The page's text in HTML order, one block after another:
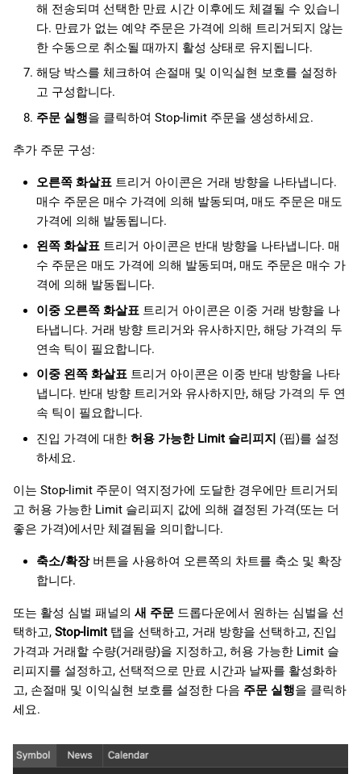
해 전송되며 선택한 만료 시간 이후에도 체결될 수 있습니
다. 만료가 없는 예약 주문은 가격에 의해 트리거되지 않는
한 수동으로 취소될 때까지 활성 상태로 유지됩니다.
해당 박스를 체크하여 손절매 및 이익실현 보호를 설정하
고 구성합니다.
주문 실행을 클릭하여 Stop-limit 주문을 생성하세요.
추가 주문 구성:
오른쪽 화살표트리거 아이콘은 거래 방향을 나타냅니다.
매수 주문은 매수 가격에 의해 발동되며, 매도 주문은 매도
가격에 의해 발동됩니다.
왼쪽 화살표트리거 아이콘은 반대 방향을 나타냅니다. 매
수 주문은 매도 가격에 의해 발동되며, 매도 주문은 매수 가
격에 의해 발동됩니다.
이중 오른쪽 화살표트리거 아이콘은 이중 거래 방향을 나
타냅니다. 거래 방향 트리거와 유사하지만, 해당 가격의 두
연속 틱이 필요합니다.
이중 왼쪽 화살표트리거 아이콘은 이중 반대 방향을 나타
냅니다. 반대 방향 트리거와 유사하지만, 해당 가격의 두 연
속 틱이 필요합니다.
진입 가격에 대한 허용 가능한 Limit 슬리피지 (핍)를 설정
하세요.
이는 Stop-limit 주문이 역지정가에 도달한 경우에만 트리거되
고 허용 가능한 Limit 슬리피지 값에 의해 결정된 가격(또는 더
좋은 가격)에서만 체결됨을 의미합니다.
축소/확장버튼을 사용하여 오른쪽의 차트를 축소 및 확장
합니다.
또는 활성 심벌 패널의 새 주문 드롭다운에서 원하는 심벌을 선
택하고, Stop-limit 탭을 선택하고, 거래 방향을 선택하고, 진입
가격과 거래할 수량(거래량)을 지정하고, 허용 가능한 Limit 슬
리피지를 설정하고, 선택적으로 만료 시간과 날짜를 활성화하
고, 손절매 및 이익실현 보호를 설정한 다음 주문 실행을 클릭하
세요.